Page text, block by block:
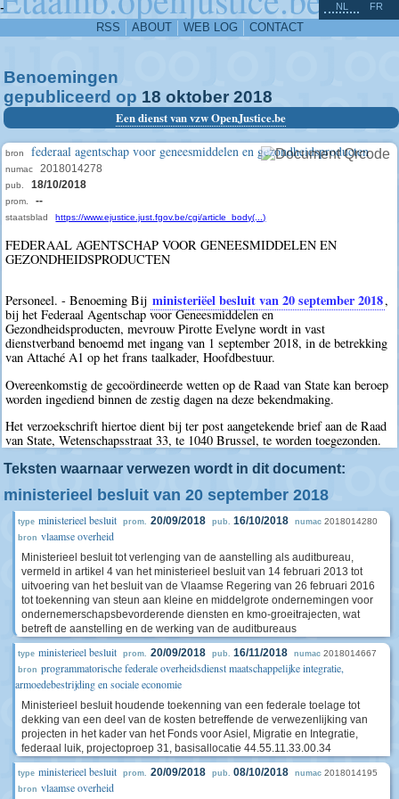
-
RSS ABOUT WEB LOG CONTACT
NL FR
Benoemingen
gepubliceerd op 18 oktober 2018
Een dienst van vzw OpenJustice.be
bron federaal agentschap voor geneesmiddelen en gezondheidsproducten
numac 2018014278
pub. 18/10/2018
prom. --
staatsblad https://www.ejustice.just.fgov.be/cgi/article_body(...)
FEDERAAL AGENTSCHAP VOOR GENEESMIDDELEN EN
GEZONDHEIDSPRODUCTEN
Personeel. - Benoeming Bij ministeriëel besluit van 20 september 2018,
bij het Federaal Agentschap voor Geneesmiddelen en
Gezondheidsproducten, mevrouw Pirotte Evelyne wordt in vast
dienstverband benoemd met ingang van 1 september 2018, in de betrekking
van Attaché A1 op het frans taalkader, Hoofdbestuur.
Overeenkomstig de gecoördineerde wetten op de Raad van State kan beroep
worden ingediend binnen de zestig dagen na deze bekendmaking.
Het verzoekschrift hiertoe dient bij ter post aangetekende brief aan de Raad
van State, Wetenschapsstraat 33, te 1040 Brussel, te worden toegezonden.
Teksten waarnaar verwezen wordt in dit document:
ministerieel besluit van 20 september 2018
type ministerieel besluit prom. 20/09/2018 pub. 16/10/2018 numac 2018014280
bron vlaamse overheid
Ministerieel besluit tot verlenging van de aanstelling als auditbureau,
vermeld in artikel 4 van het ministerieel besluit van 14 februari 2013 tot
uitvoering van het besluit van de Vlaamse Regering van 26 februari 2016
tot toekenning van steun aan kleine en middelgrote ondernemingen voor
ondernemerschapsbevorderende diensten en kmo-groeitrajecten, wat
betreft de aanstelling en de werking van de auditbureaus
type ministerieel besluit prom. 20/09/2018 pub. 16/11/2018 numac 2018014667
bron programmatorische federale overheidsdienst maatschappelijke integratie,
armoedebestrijding en sociale economie
Ministerieel besluit houdende toekenning van een federale toelage tot
dekking van een deel van de kosten betreffende de verwezenlijking van
projecten in het kader van het Fonds voor Asiel, Migratie en Integratie,
federaal luik, projectoproep 31, basisallocatie 44.55.11.33.00.34
type ministerieel besluit prom. 20/09/2018 pub. 08/10/2018 numac 2018014195
bron vlaamse overheid
^